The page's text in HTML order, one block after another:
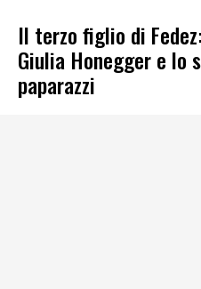
Il terzo figlio di
Giulia Honegger e lo
paparazzi